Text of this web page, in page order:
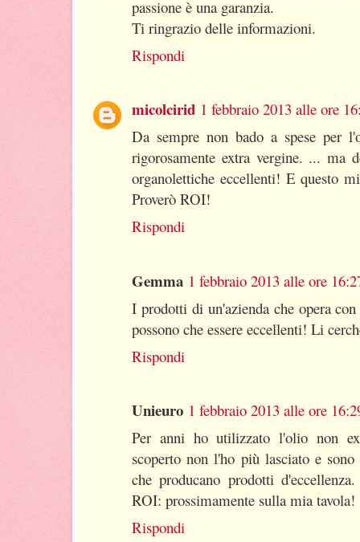
passione è una garanzia.
Ti ringrazio delle informazioni.
Rispondi
micolcirid 1 febbraio 2013 alle ore
Da sempre non bado a spese per
rigorosamente extra vergine. ... ma
organolettiche eccellenti! E questo
Proverò ROI!
Rispondi
Gemma 1 febbraio 2013 alle ore
I prodotti di un'azienda che opera
possono che essere eccellenti! Li
Rispondi
Unieuro 1 febbraio 2013 alle ore
Per anni ho utilizzato l'olio non
scoperto non l'ho più lasciato e
che producano prodotti
ROI: prossimamente sulla mia tavola!
Rispondi